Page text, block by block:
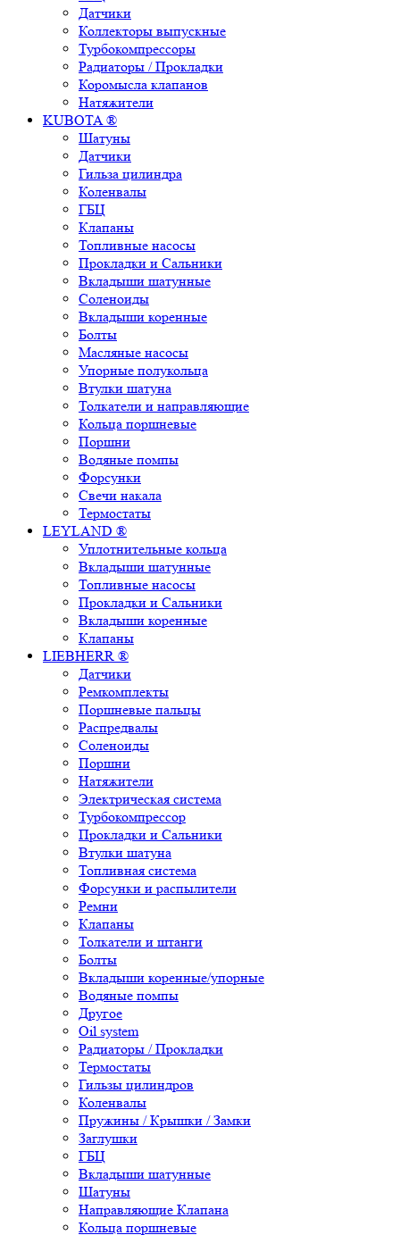
Датчики
Коллекторы выпускные
Турбокомпрессоры
Радиаторы / Прокладки
Коромысла клапанов
Натяжители
KUBOTA ®
Шатуны
Датчики
Гильза цилиндра
Коленвалы
ГБЦ
Клапаны
Топливные насосы
Прокладки и Сальники
Вкладыши шатунные
Соленоиды
Вкладыши коренные
Болты
Масляные насосы
Упорные полукольца
Втулки шатуна
Толкатели и направляющие
Кольца поршневые
Поршни
Водяные помпы
Форсунки
Свечи накала
Термостаты
LEYLAND ®
Уплотнительные кольца
Вкладыши шатунные
Топливные насосы
Прокладки и Сальники
Вкладыши коренные
Клапаны
LIEBHERR ®
Датчики
Ремкомплекты
Поршневые пальцы
Распредвалы
Соленоиды
Поршни
Натяжители
Электрическая система
Турбокомпрессор
Прокладки и Сальники
Втулки шатуна
Топливная система
Форсунки и распылители
Ремни
Клапаны
Толкатели и штанги
Болты
Вкладыши коренные/упорные
Водяные помпы
Другое
Oil system
Радиаторы / Прокладки
Термостаты
Гильзы цилиндров
Коленвалы
Пружины / Крышки / Замки
Заглушки
ГБЦ
Вкладыши шатунные
Шатуны
Направляющие Клапана
Кольца поршневые